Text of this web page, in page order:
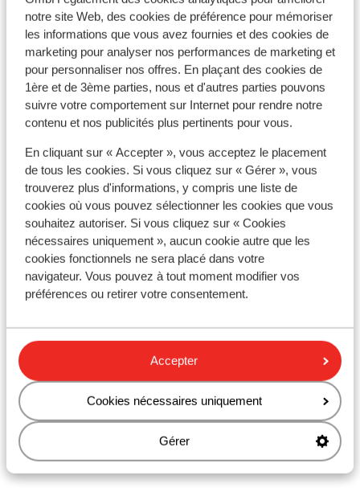
notre site Web, des cookies de préférence pour mémoriser
les informations que vous avez fournies et des cookies de
marketing pour analyser nos performances de marketing et
pour personnaliser nos offres. En plaçant des cookies de
1ère et de 3ème parties, nous et d'autres parties pouvons
suivre votre comportement sur Internet pour rendre notre
contenu et nos publicités plus pertinents pour vous.
En cliquant sur « Accepter », vous acceptez le placement
de tous les cookies. Si vous cliquez sur « Gérer », vous
trouverez plus d'informations, y compris une liste de
cookies où vous pouvez sélectionner les cookies que vous
souhaitez autoriser. Si vous cliquez sur « Cookies
nécessaires uniquement », aucun cookie autre que les
cookies fonctionnels ne sera placé dans votre
navigateur. Vous pouvez à tout moment modifier vos
préférences ou retirer votre consentement.
Accepter
Cookies nécessaires uniquement
Gérer
approvisionnement des boissons chaque
jour. Le personnel de la réception pas
toujours aimable, chaque fois quand je
posait une question , j'avais l'impression
de déranger, en particulièrement une
dame qui était limite agressive.
Emplacement
Afficher sur la carte
À proximité
En bord de mer (plage de sable, transats (gratuit) ,
parasols (gratuit) )
Distance du centre-ville: sousse environ 12
kilomètres, port el kantaoui environ 8 kilomètres
kilomètres
Distance jusqu'au distributeur d'argent
Distance aux magasins les plus proches environ 3
kilomètres
Distance au restaurant le plus proche environ 3